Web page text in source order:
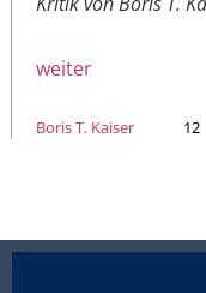
weiter
Boris T. Kaiser 12